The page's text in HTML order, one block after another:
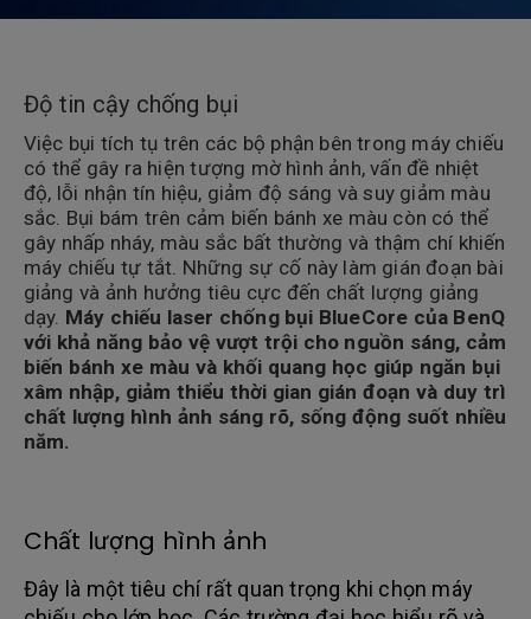
Độ tin cậy chống bụi
Việc bụi tích tụ trên các bộ phận bên trong máy chiếu
có thể gây ra hiện tượng mờ hình ảnh, vấn đề nhiệt
độ, lỗi nhận tín hiệu, giảm độ sáng và suy giảm màu
sắc. Bụi bám trên cảm biến bánh xe màu còn có thể
gây nhấp nháy, màu sắc bất thường và thậm chí khiến
máy chiếu tự tắt. Những sự cố này làm gián đoạn bài
giảng và ảnh hưởng tiêu cực đến chất lượng giảng
dạy. Máy chiếu laser chống bụi BlueCore của BenQ
với khả năng bảo vệ vượt trội cho nguồn sáng, cảm
biến bánh xe màu và khối quang học giúp ngăn bụi
xâm nhập, giảm thiểu thời gian gián đoạn và duy trì
chất lượng hình ảnh sáng rõ, sống động suốt nhiều
năm.
Chất lượng hình ảnh
Đây là một tiêu chí rất quan trọng khi chọn máy